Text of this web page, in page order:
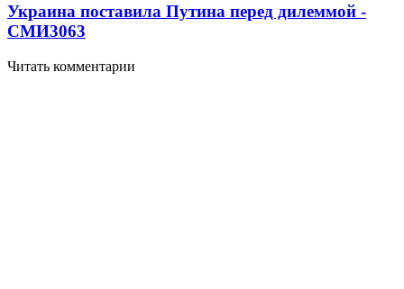
Украина поставила Путина перед дилеммой -
СМИ3063
Читать комментарии